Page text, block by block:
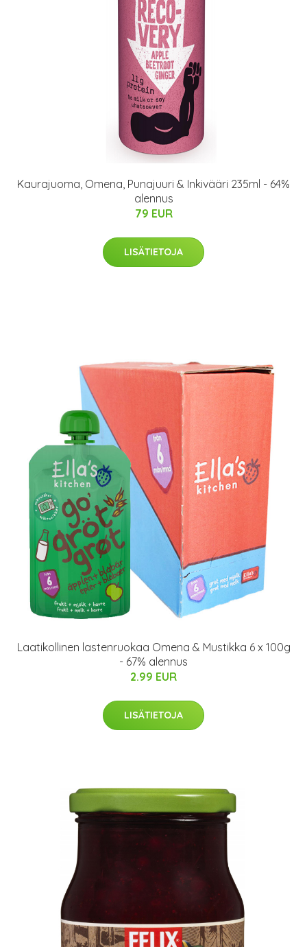
Kaurajuoma, Omena, Punajuuri & Inkivääri 235ml - 64%
alennus
79 EUR
LISÄTIETOJA
Laatikollinen lastenruokaa Omena & Mustikka 6 x 100g
- 67% alennus
2.99 EUR
LISÄTIETOJA